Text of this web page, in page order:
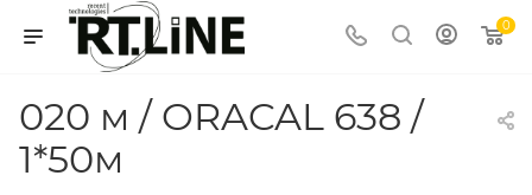
0
020 м / ORACAL 638 /
1*50м